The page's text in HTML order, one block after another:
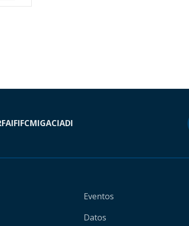
AIFIFCMIGACIADI
Eventos
Datos